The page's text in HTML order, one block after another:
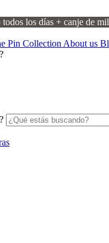
los días + canje de
Pin Collection About us